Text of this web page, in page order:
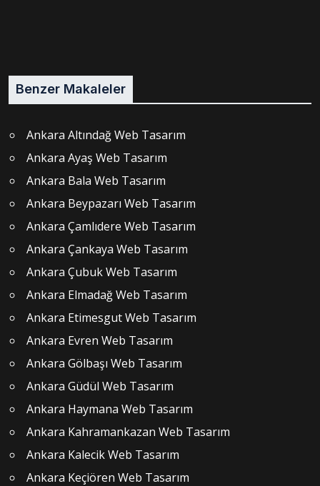
Benzer Makaleler
Ankara Altındağ Web Tasarım
Ankara Ayaş Web Tasarım
Ankara Bala Web Tasarım
Ankara Beypazarı Web Tasarım
Ankara Çamlıdere Web Tasarım
Ankara Çankaya Web Tasarım
Ankara Çubuk Web Tasarım
Ankara Elmadağ Web Tasarım
Ankara Etimesgut Web Tasarım
Ankara Evren Web Tasarım
Ankara Gölbaşı Web Tasarım
Ankara Güdül Web Tasarım
Ankara Haymana Web Tasarım
Ankara Kahramankazan Web Tasarım
Ankara Kalecik Web Tasarım
Ankara Keçiören Web Tasarım